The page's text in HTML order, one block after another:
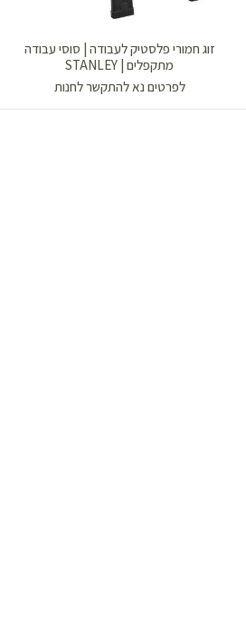
זוג חמורי פלסטיק לעבודה | סוסי עבודה
מתקפלים | STANLEY
לפרטים נא להתקשר לחנות